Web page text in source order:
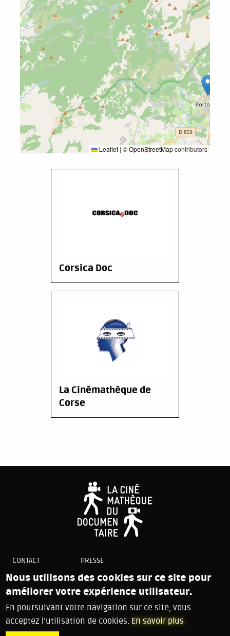
Leaflet | ©OpenStreetMapcontributors
Corsica Doc
La Cinémathèque de
Corse
CONTACT
PLAN DU SITE
COOKIES
MENTIONS LÉGALES
PRESSE
Nous utilisons des cookies sur ce site pour
améliorer votre expérience utilisateur.
En poursuivant votre navigation sur ce site, vous
acceptez l’utilisation de cookies. En savoir plus